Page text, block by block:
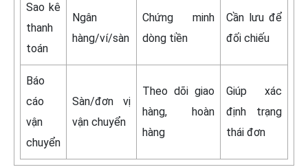
Sao kê
thanh
toán
Ngân
hàng/ví/sàn
Chứng minh
dòng tiền
Cần lưu để
đối chiếu
Báo
cáo
vận
chuyển
Sàn/đơn vị
vận chuyển
Theo dõi giao
hàng, hoàn
hàng
Giúp xác
định trạng
thái đơn